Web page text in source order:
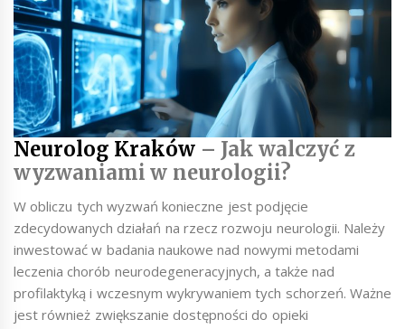
Neurolog Kraków – Jak walczyć z
wyzwaniami w neurologii?
W obliczu tych wyzwań konieczne jest podjęcie
zdecydowanych działań na rzecz rozwoju neurologii. Należy
inwestować w badania naukowe nad nowymi metodami
leczenia chorób neurodegeneracyjnych, a także nad
profilaktyką i wczesnym wykrywaniem tych schorzeń. Ważne
jest również zwiększanie dostępności do opieki